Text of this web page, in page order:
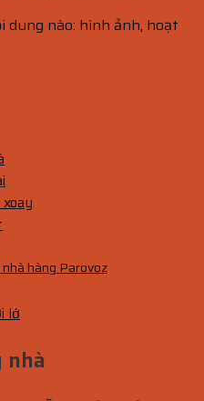
nào: hình ảnh, hoạt
hàng Parovoz
lớ
nhà